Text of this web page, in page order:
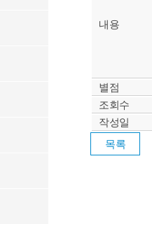
내용
별점
조회수
작성일